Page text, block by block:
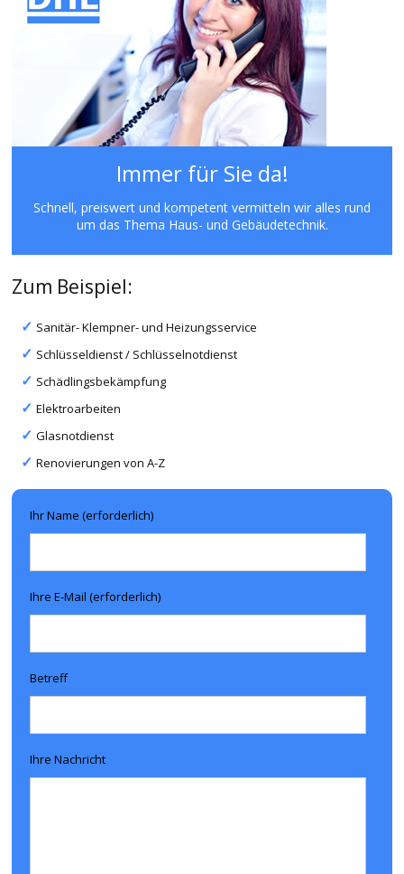
Immer für Sie da!
Schnell, preiswert und kompetent vermitteln wir alles rund
um das Thema Haus- und Gebäudetechnik.
Zum Beispiel:
Sanitär- Klempner- und Heizungsservice
Schlüsseldienst / Schlüsselnotdienst
Schädlingsbekämpfung
Elektroarbeiten
Glasnotdienst
Renovierungen von A-Z
Ihr Name (erforderlich)
Ihre E-Mail (erforderlich)
Betreff
Ihre Nachricht